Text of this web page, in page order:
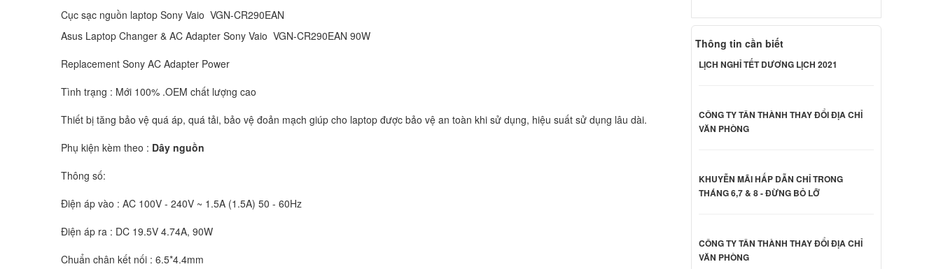
Sạc Adapter Laptop Sony
Cục sạc nguồn laptop Sony Vaio VGN-CR290EAN
Asus Laptop Changer & AC Adapter Sony Vaio VGN-CR290EAN 90W
Replacement Sony AC Adapter Power
Tình trạng : Mới 100% .OEM chất lượng cao
Thiết bị tăng bảo vệ quá áp, quá tải, bảo vệ đoản mạch giúp cho laptop được bảo vệ an toàn khi sử dụng, hiệu suất sử dụng lâu dài.
Phụ kiện kèm theo : Dây nguồn
Thông số:
Điện áp vào : AC 100V - 240V ~ 1.5A (1.5A) 50 - 60Hz
Điện áp ra : DC 19.5V 4.74A, 90W
Chuẩn chân kết nối : 6.5*4.4mm
Thông tin cần biết
LỊCH NGHỈ TẾT DƯƠNG LỊCH 2021
CÔNG TY TÂN THÀNH THAY ĐỔI ĐỊA CHỈ
VĂN PHÒNG
KHUYỄN MÃI HẤP DẪN CHỈ TRONG
THÁNG 6,7 & 8 - ĐỪNG BỎ LỠ
CÔNG TY TÂN THÀNH THAY ĐỔI ĐỊA CHỈ
VĂN PHÒNG